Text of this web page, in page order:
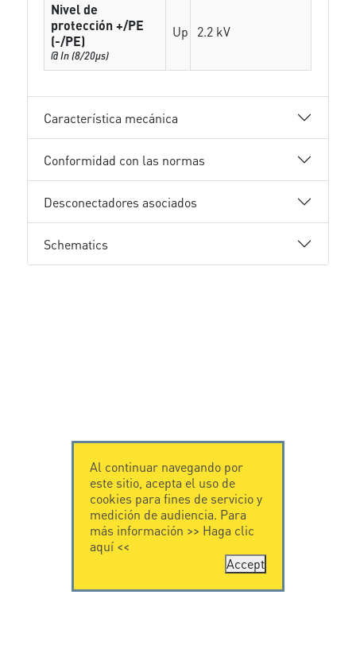
Nivel de
protección +/PE
(-/PE)
@ In (8/20µs)
Up 2.2 kV
Característica mecánica
Conformidad con las normas
Desconectadores asociados
Schematics
Al continuar navegando por
este sitio, acepta el uso de
cookies para fines de servicio y
medición de audiencia. Para
más información >> Haga clic
aquí<<
Accept